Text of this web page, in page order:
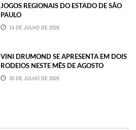
JOGOS REGIONAIS DO ESTADO DE SÃO
PAULO
14 DE JULHO DE 2026
VINI DRUMOND SE APRESENTA EM DOIS
RODEIOS NESTE MÊS DE AGOSTO
30 DE JULHO DE 2026